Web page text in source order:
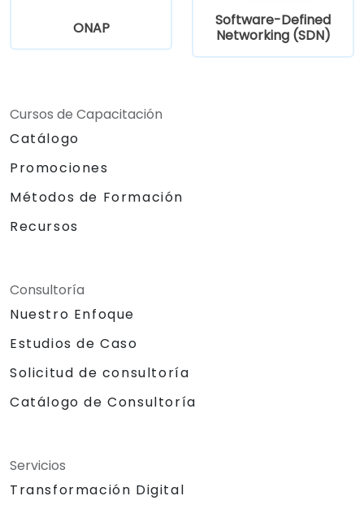
ONAP
Software-Defined
Networking (SDN)
Cursos de Capacitación
Catálogo
Promociones
Métodos de Formación
Recursos
Consultoría
Nuestro Enfoque
Estudios de Caso
Solicitud de consultoría
Catálogo de Consultoría
Servicios
Transformación Digital